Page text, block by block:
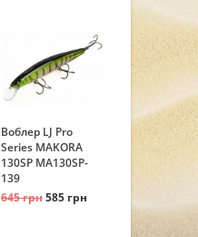
Воблер LJ Pro
Series MAKORA
130SP MA130SP-
139
645 грн585 грн